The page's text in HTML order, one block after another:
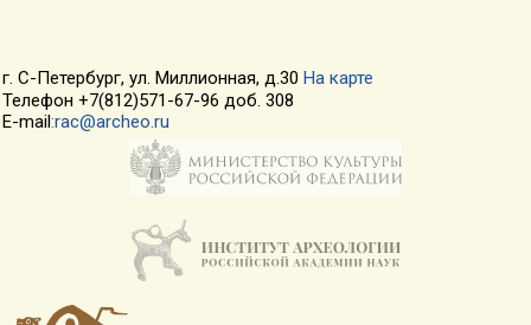
г. С-Петербург, ул. Миллионная, д.30 На карте
Телефон +7(812)571-67-96 доб. 308
E-mail:rac@archeo.ru